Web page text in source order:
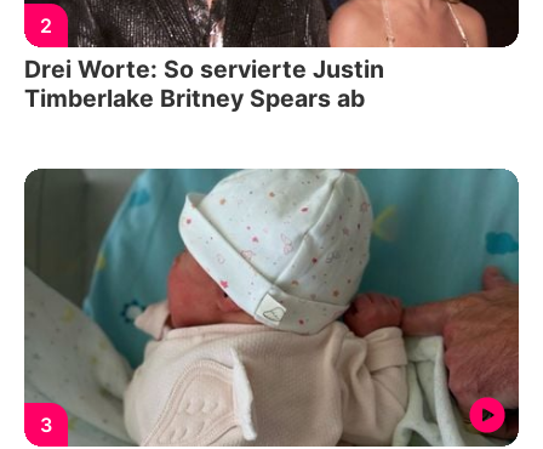
2
Drei Worte: So servierte Justin
Timberlake Britney Spears ab
3